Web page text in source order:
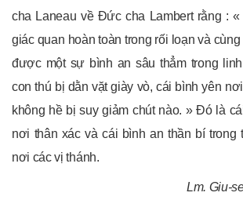
cha Laneau về Đức cha Lambert rằng :
giác quan hoàn toàn trong rối loạn và
được một sự bình an sâu thẳm trong
con thú bị dằn vặt giày vò, cái bình yên
không hề bị suy giảm chút nào. » Đó là
nơi thân xác và cái bình an thần bí trong
nơi các vị thánh.
Lm. Giu-